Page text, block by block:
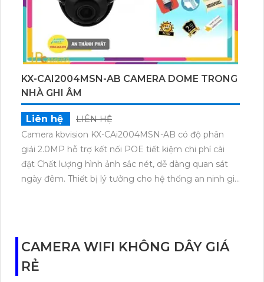
KX-CAI2004MSN-AB CAMERA DOME TRONG
NHÀ GHI ÂM
Liên hệ
LIÊN HỆ
Camera kbvision KX-CAi2004MSN-AB có độ phân
giải 2.0MP hỗ trợ kết nối POE tiết kiệm chi phí cài
đặt Chất lượng hình ảnh sắc nét, dễ dàng quan sát
ngày đêm. Thiết bị lý tưởng cho hệ thống an ninh gia
dàng. Điểm đặc biệt của sản phẩm là khả năng
chống ngược sáng DWDR 120db giúp hình ảnh trở
nên rõ ràng hơn trong các tình huống có ánh sáng
CAMERA WIFI KHÔNG DÂY GIÁ
RẺ